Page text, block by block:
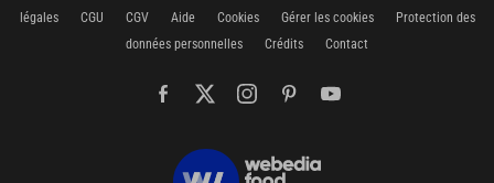
légales
CGU CGV Aide Cookies Gérer les cookies
Protection des
données personnelles
Crédits Contact